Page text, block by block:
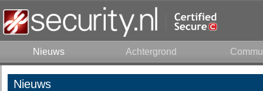
Nieuws Achtergrond
Nieuws